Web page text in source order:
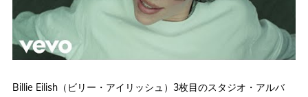
Billie Eilish（ビリー・アイリッシュ）3枚目のスタジオ・アルバ